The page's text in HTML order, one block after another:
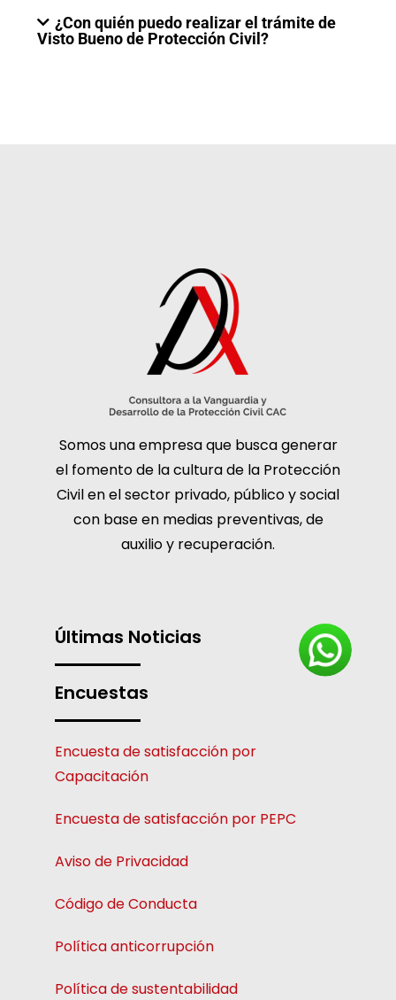
¿Con quién puedo realizar el trámite de
Visto Bueno de Protección Civil?
Somos una empresa que busca generar
el fomento de la cultura de la Protección
Civil en el sector privado, público y social
con base en medias preventivas, de
auxilio y recuperación.
Últimas Noticias
Encuestas
Encuesta de satisfacción por
Capacitación
Encuesta de satisfacción por PEPC
Aviso de Privacidad
Código de Conducta
Política anticorrupción
Política de sustentabilidad